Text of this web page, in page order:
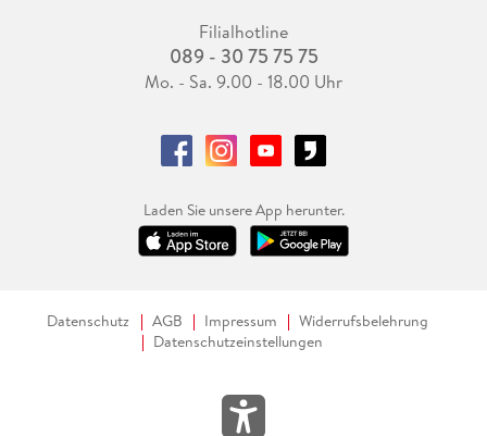
Filialhotline
089 - 30 75 75 75
Mo. - Sa. 9.00 - 18.00 Uhr
Laden Sie unsere App herunter.
Datenschutz AGB Impressum
Widerrufsbelehrung
Datenschutzeinstellungen